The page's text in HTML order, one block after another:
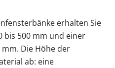
erhalten Sie
bis 500 mm und einer
mm. Die Höhe der
ab: eine